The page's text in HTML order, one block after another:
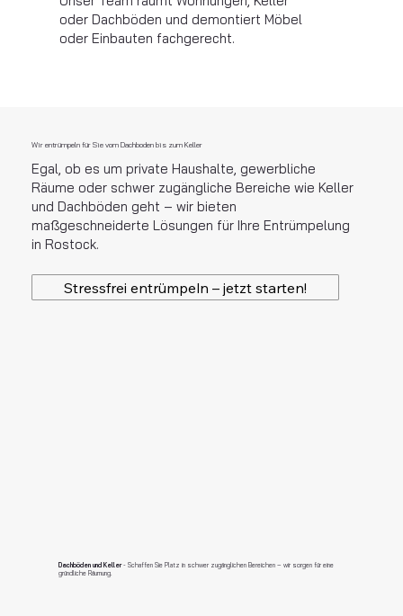
oder Dachböden und demontiert Möbel
oder Einbauten fachgerecht.
Wir entrümpeln für Sie vom Dachboden bis zum Keller
Egal, ob es um private Haushalte, gewerbliche
Räume oder schwer zugängliche Bereiche wie Keller
und Dachböden geht – wir bieten
maßgeschneiderte Lösungen für Ihre Entrümpelung
in Rostock.
Stressfrei entrümpeln – jetzt starten!
Dachböden und Keller- Schaffen Sie Platz in schwer zugänglichen Bereichen – wir sorgen für eine
gründliche Räumung.